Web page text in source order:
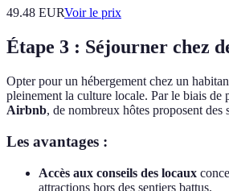
49.48 EURVoir le prix
Étape 3 : Séjourner chez
Opter pour un hébergement chez un
pleinement la culture locale. Par le biais de
Airbnb, de nombreux hôtes proposent des
Les avantages :
Accès aux conseils des locaux
attractions hors des sentiers battus.